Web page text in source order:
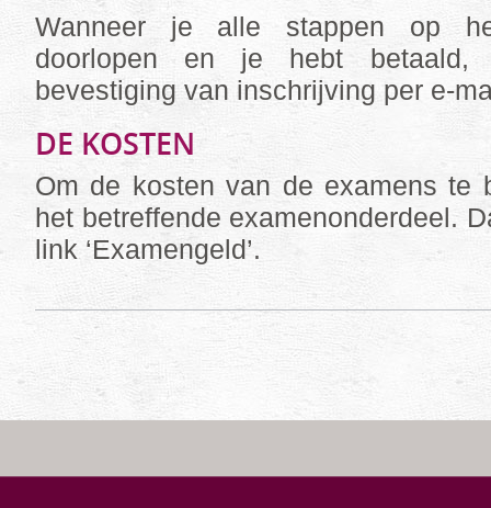
Wanneer je alle stappen op
doorlopen en je hebt betaald,
bevestiging van inschrijving per e-
DE KOSTEN
Om de kosten van de examens te
het betreffende examenonderdeel.
link ‘Examengeld’.